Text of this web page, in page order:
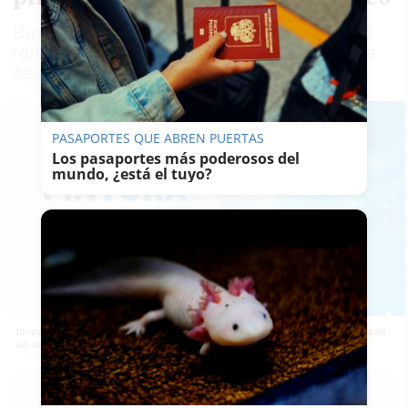
Buscamos obras creativas y expresivas que
reflejen la realidad y las consecuencias de la
sequía en la provincia de Cádiz​​​​​​​
lavozdelsur.es y el Consorcio de Aguas de la Zona Gaditana organizan
un concurso de pintura con premios en metálico.
PASAPORTES QUE ABREN PUERTAS
Los pasaportes más poderosos del
mundo, ¿está el tuyo?